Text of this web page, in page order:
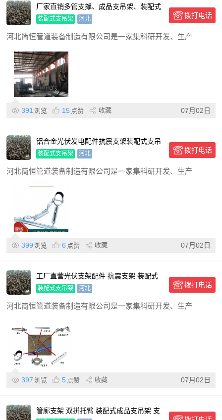
厂家直销多管支撑、成品支吊架、装配式
支吊架、抗震支架批发
装配式支吊架 河北 拨打电话
河北简恒管道装备制造有限公司是一家集科研开发、生产
391 浏览 15 点赞 收藏 07月02日
铝合金光伏发电配件抗震支架装配式支吊
架 货源直供
装配式支吊架 河北 拨打电话
河北简恒管道装备制造有限公司是一家集科研开发、生产
399 浏览 6 点赞 收藏 07月02日
工厂直营光伏支架配件 抗震支架 装配式
支吊架
装配式支吊架 河北 拨打电话
河北简恒管道装备制造有限公司是一家集科研开发、生产
397 浏览 5 点赞 收藏 07月02日
管廊支架 双拼托臂 装配式成品支吊架 支